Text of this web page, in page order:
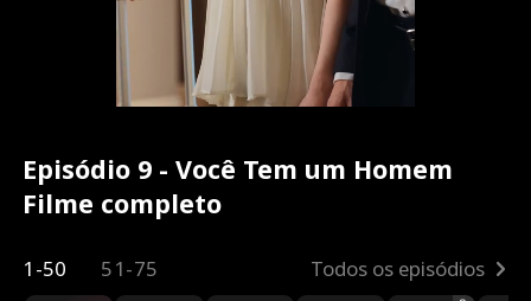
Episódio 9 - Você Tem um Homem
Filme completo
1-50 51-75 Todos os episódios